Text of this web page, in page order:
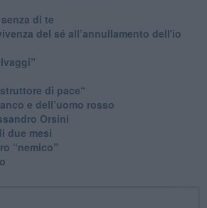
di te
del sé all’annullamento dell'io
di pace“
e dell’uomo rosso
Orsini
due mesi
“nemico”